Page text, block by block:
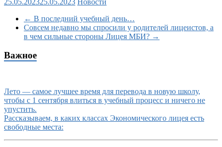
← В последний учебный день…
Совсем недавно мы спросили у родителей лицеистов, а
в чем сильные стороны Лицея МБИ? →
Важное
Лето — самое лучшее время для перевода в новую школу,
чтобы с 1 сентября влиться в учебный процесс и ничего не
упустить.
Рассказываем, в каких классах Экономического лицея есть
свободные места: